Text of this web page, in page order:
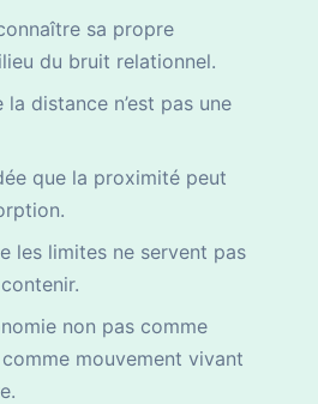
sa propre
du bruit relationnel.
distance n’est pas une
que la proximité peut
les limites ne servent pas
non pas comme
mouvement vivant